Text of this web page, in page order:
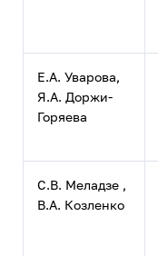
Е.А. Уварова,
Я.А. Доржи-
Горяева
С.В. Меладзе ,
В.А. Козленко